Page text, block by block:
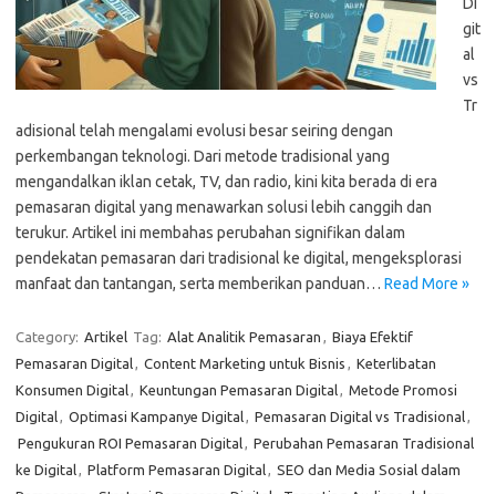
git
al
vs
Tr
adisional telah mengalami evolusi besar seiring dengan
perkembangan teknologi. Dari metode tradisional yang
mengandalkan iklan cetak, TV, dan radio, kini kita berada di era
pemasaran digital yang menawarkan solusi lebih canggih dan
terukur. Artikel ini membahas perubahan signifikan dalam
pendekatan pemasaran dari tradisional ke digital, mengeksplorasi
manfaat dan tantangan, serta memberikan panduan… Read More »
Category: Artikel Tag: Alat Analitik Pemasaran , Biaya Efektif
Pemasaran Digital, Content Marketing untuk Bisnis , Keterlibatan
Konsumen Digital, Keuntungan Pemasaran Digital, Metode Promosi
Digital, Optimasi Kampanye Digital, Pemasaran Digital vs Tradisional,
Pengukuran ROI Pemasaran Digital, Perubahan Pemasaran Tradisional
ke Digital, Platform Pemasaran Digital, SEO dan Media Sosial dalam